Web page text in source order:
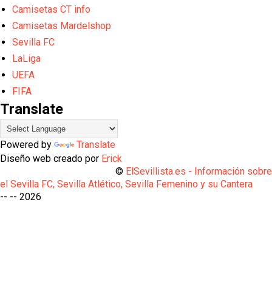
Camisetas CT info
Camisetas Mardelshop
Sevilla FC
LaLiga
UEFA
FIFA
Translate
Powered by
Translate
Diseño web creado por Erick
© ElSevillista.es - Información sobre
el Sevilla FC, Sevilla Atlético, Sevilla Femenino y su Cantera
-- -- 2026